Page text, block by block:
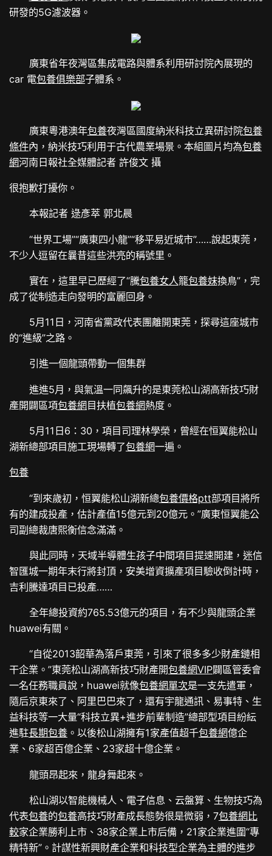
研發的5G濾波器。
廣東省年夜灣區集成電路與體系利用研討院內展現的
car 電包養俱樂部子體系。
廣東粵港澳年包養夜灣區國度納米科技立異研討院包養
條件內，納米技巧利用于古代農業場景。本組圖片均為包養
網河南日報社全媒體記者 許俊文 攝
很抱歉打擾你。
本報記者 逯彥萃 郭北晨
“世界工場”“廣東四小龍”“移平易近城市”……說起東莞，
不少人逗留在曩昔這些洪亮的稱號里。
實在，這里早已歷經了“騰包養女人籠包養妹換鳥”，完
成了從制造走向發明的富麗回身。
5月11日，河南省黨政代表團離開東莞，探尋這座城市
的“進級”之路。
引進一個龍頭帶動一個集群
進進5月，與氣溫一同飆升的是東莞松山湖高新技巧財
產開闢區項包養網目扶植包養網熱度。
5月11日6：30，項目司理林學榮，曾經在恒翼能松山
湖新總部項目施工現場轉了包養網一遍。
包養
“到來歲初，恒翼能松山湖新總包養價格ptt部項目將所
有的建成投產，估計產值15億元到20億元。”廣東恒翼能公
司副總裁唐熙衡信念滿滿。
與此同時，天域半導體生孩子中間項目提速開建，迷信
智匯城一期年末行將封頂，安美增資擴產項目驗收倒計時，
吉利騰達項目已投產……
全年總投資約765.53億元的項目，有不少與龍頭企業
huawei有關。
“自從2013韶華為落戶東莞，引來了很多多少財產鏈相
干企業。”東莞松山湖高新技巧財產開包養網VIP闢區管委會
一名任務職員說，huawei就像包養網單次是一支先遣軍，
隨后京東來了、阿里巴巴來了，還有宇龍通訊、易事特、生
益科技等一大量“科技立異+進步前輩制造”總部型項目紛紜
進駐長期包養 。以後松山湖擁有1家產值超千包養網億企
業、6家超百億企業、23家超十億企業。
龍頭昂起來，龍身舞起來。
松山湖以智能機械人、電子信息、云盤算、生物技巧為
代表包養的包養高技巧財產成長態勢很是微弱，7包養網比
較家企業勝利上市、38家企業上市后備，21家企業進圍“專
精特新”。計謀性新興財產企業和科技型企業為主體的進步